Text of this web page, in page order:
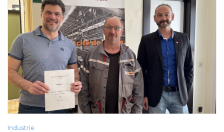
Industrie